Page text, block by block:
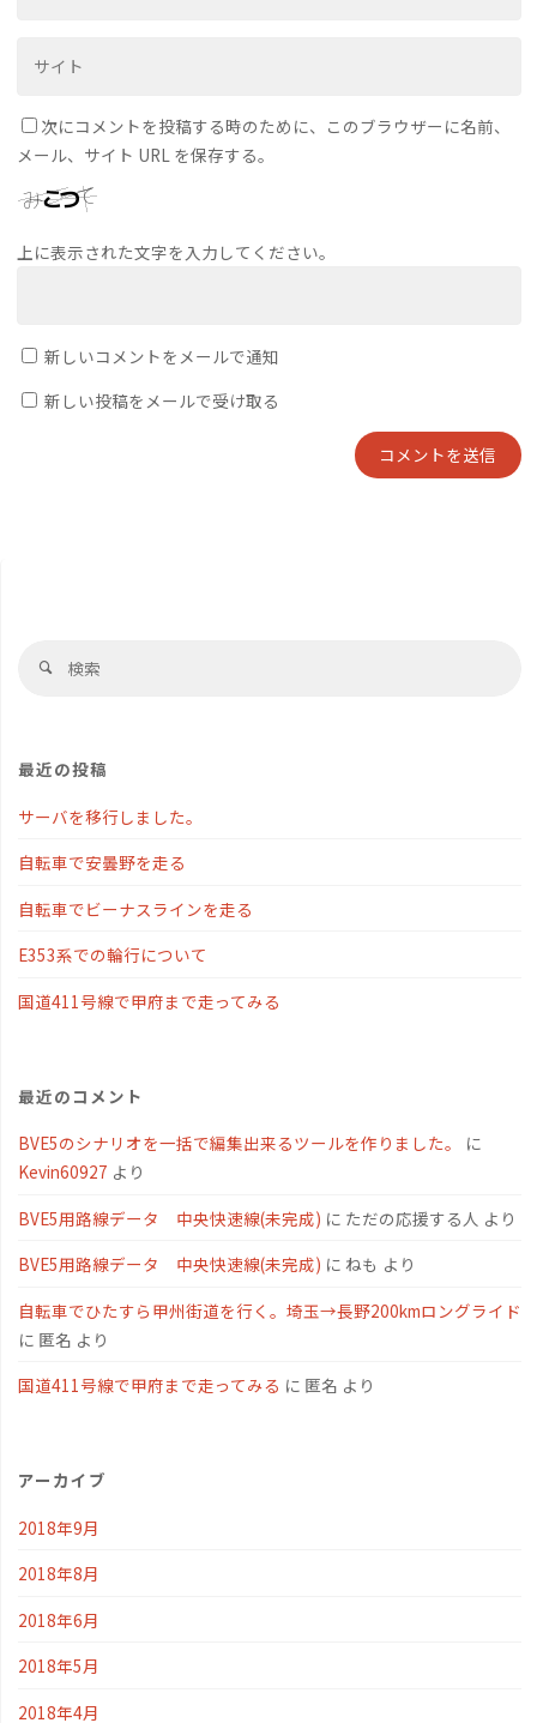
次にコメントを投稿する時のために、このブラウザーに名前、
メール、サイト URL を保存する。
上に表示された文字を入力してください。
新しいコメントをメールで通知
新しい投稿をメールで受け取る
検
最近の投稿
サーバを移行しました。
自転車で安曇野を走る
自転車でビーナスラインを走る
E353系での輪行について
国道411号線で甲府まで走ってみる
最近のコメント
BVE5のシナリオを一括で編集出来るツールを作りました。
に
Kevin60927 より
BVE5用路線データ 中央快速線(未完成) に ただの応援する人 より
BVE5用路線データ 中央快速線(未完成) に ねも より
自転車でひたすら甲州街道を行く。埼玉→長野200kmロングライド
に 匿名 より
国道411号線で甲府まで走ってみる に 匿名 より
アーカイブ
2018年9月
2018年8月
2018年6月
2018年5月
2018年4月